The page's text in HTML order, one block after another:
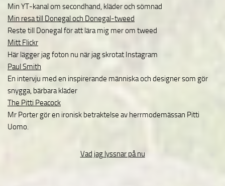
Min YT-kanal om secondhand, kläder och sömnad
Min resa till Donegal och Donegal-tweed
Reste till Donegal för att lära mig mer om tweed
Mitt Flickr
Här lägger jag foton nu när jag skrotat Instagram
Paul Smith
En intervju med en inspirerande människa och designer som gör
snygga, bärbara kläder
The Pitti Peacock
Mr Porter gör en ironisk betraktelse av herrmodemässan Pitti
Uomo.
Vad jag lyssnar på nu